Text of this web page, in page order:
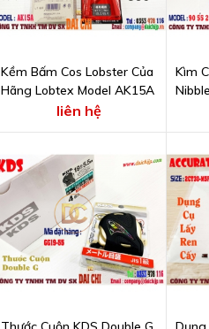
Kềm Bấm Cos Lobster Của
Hãng Lobtex Model AK15A
liên hệ
Kìm